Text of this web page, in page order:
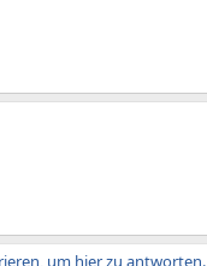
um hier zu antworten.